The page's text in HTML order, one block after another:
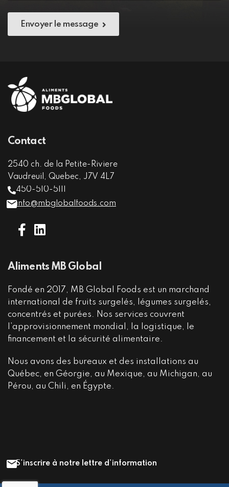
Envoyer le message
Contact
2540 ch. de la Petite-Riviere
Vaudreuil, Quebec, J7V 4L7
450-510-5111
info@mbglobalfoods.com
Aliments MB Global
Fondé en 2017, MB Global Foods est un marchand
international de fruits surgelés, légumes surgelés,
concentrés et purées. Nos services couvrent
l’approvisionnement mondial, la logistique, le
financement et la sécurité alimentaire.
Nous avons des bureaux et des installations au
Québec, en Géorgie, au Mexique, au Michigan, au
Pérou, au Chili, en Égypte.
S'inscrire à notre lettre d'information